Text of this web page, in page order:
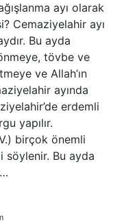
ayı olarak
Cemaziyelahir ayı
Bu ayda
tövbe ve
ve Allah’ın
ayında
erdemli
yapılır.
birçok önemli
söylenir. Bu ayda